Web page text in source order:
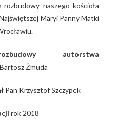
naszego kościoła
Maryi Panny Matki
autorstwa
Żmuda
Pan Krzysztof Szczypek
rok 2018